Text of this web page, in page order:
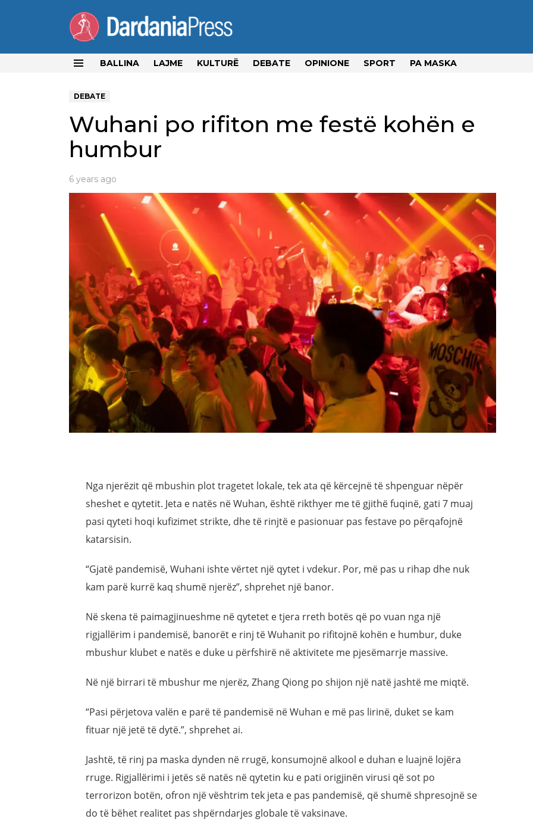
BALLINA LAJME KULTURË DEBATE OPINIONE SPORT PA MASKA
DEBATE
Wuhani po rifiton me festë kohën e
humbur
6 years ago
Nga njerëzit që mbushin plot tragetet lokale, tek ata që kërcejnë të shpenguar nëpër
sheshet e qytetit. Jeta e natës në Wuhan, është rikthyer me të gjithë fuqinë, gati 7 muaj
pasi qyteti hoqi kufizimet strikte, dhe të rinjtë e pasionuar pas festave po përqafojnë
katarsisin.
“Gjatë pandemisë, Wuhani ishte vërtet një qytet i vdekur. Por, më pas u rihap dhe nuk
kam parë kurrë kaq shumë njerëz”, shprehet një banor.
Në skena të paimagjinueshme në qytetet e tjera rreth botës që po vuan nga një
rigjallërim i pandemisë, banorët e rinj të Wuhanit po rifitojnë kohën e humbur, duke
mbushur klubet e natës e duke u përfshirë në aktivitete me pjesëmarrje massive.
Në një birrari të mbushur me njerëz, Zhang Qiong po shijon një natë jashtë me miqtë.
“Pasi përjetova valën e parë të pandemisë në Wuhan e më pas lirinë, duket se kam
fituar një jetë të dytë.”, shprehet ai.
Jashtë, të rinj pa maska dynden në rrugë, konsumojnë alkool e duhan e luajnë lojëra
rruge. Rigjallërimi i jetës së natës në qytetin ku e pati origjinën virusi që sot po
terrorizon botën, ofron një vështrim tek jeta e pas pandemisë, që shumë shpresojnë se
do të bëhet realitet pas shpërndarjes globale të vaksinave.